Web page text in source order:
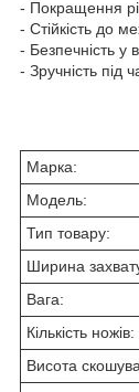
- Покращення
- Стійкість до
- Безпечність у
- Зручність під
Марка:
Модель:
Тип товару:
Ширина
Вага:
Кількість ножів:
Висота